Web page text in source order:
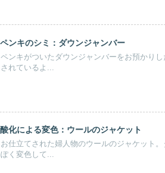
ペンキのシミ：ダウンジャンバー
ペンキがついたダウンジャンバーをお預かり
されているよ...
酸化による変色：ウールのジャケット
お仕立てされた婦人物のウールのジャケット
ぽく変色して...